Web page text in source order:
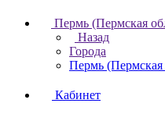
Пермь (Пермская
Назад
Города
Пермь (Пермская
Кабинет